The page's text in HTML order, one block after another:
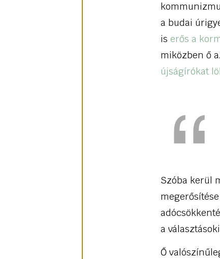
a budai
is erős a
miközben ő
újságírókat
Szóba kerül
a
Ő